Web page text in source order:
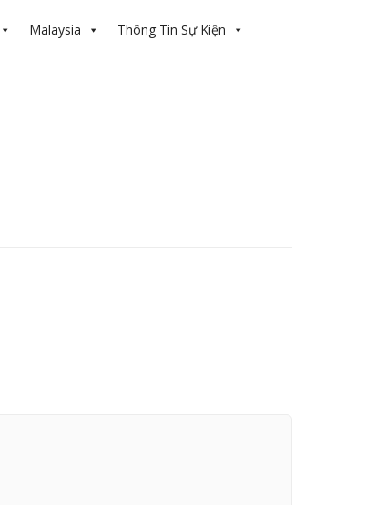
Malaysia Thông Tin Sự Kiện